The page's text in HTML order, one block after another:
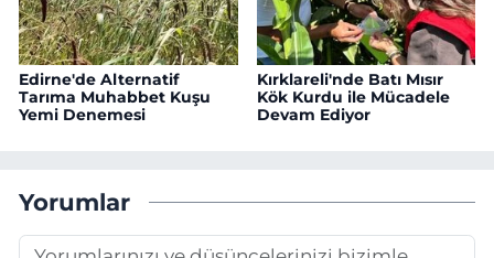
Edirne'de Alternatif
Tarıma Muhabbet Kuşu
Yemi Denemesi
Kırklareli'nde Batı Mısır
Kök Kurdu ile Mücadele
Devam Ediyor
Yorumlar